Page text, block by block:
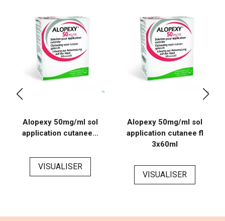
Alopexy 50mg/ml sol
application cutanee...
VISUALISER
Alopexy 50mg/ml sol
application cutanee fl
3x60ml
VISUALISER